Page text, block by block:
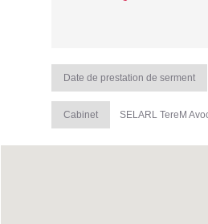
Date de prestation de serment
Cabinet SELARL TereM